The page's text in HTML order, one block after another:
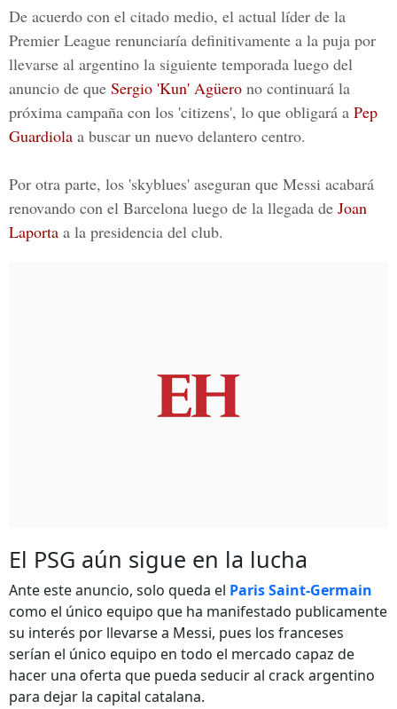
De acuerdo con el citado medio, el actual líder de la
Premier League renunciaría definitivamente a la puja por
llevarse al argentino la siguiente temporada luego del
anuncio de que Sergio 'Kun' Agüero no continuará la
próxima campaña con los 'citizens', lo que obligará a Pep
Guardiola a buscar un nuevo delantero centro.
Por otra parte, los 'skyblues' aseguran que Messi acabará
renovando con el Barcelona luego de la llegada de Joan
Laporta a la presidencia del club.
El PSG aún sigue en la lucha
Ante este anuncio, solo queda el Paris Saint-Germain
como el único equipo que ha manifestado publicamente
su interés por llevarse a Messi, pues los franceses
serían el único equipo en todo el mercado capaz de
hacer una oferta que pueda seducir al crack argentino
para dejar la capital catalana.